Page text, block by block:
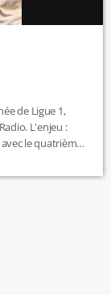
de Ligue 1,
L'enjeu :
le quatrième
les trois